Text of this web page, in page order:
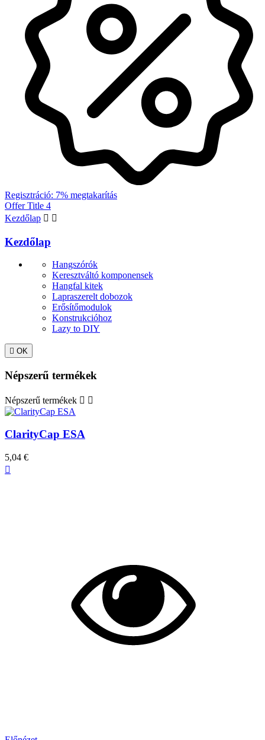
Regisztráció: 7% megtakarítás
Offer Title 4
Kezdőlap  
Kezdőlap
Hangszórók
Keresztváltó komponensek
Hangfal kitek
Lapraszerelt dobozok
Erősítőmodulok
Konstrukcióhoz
Lazy to DIY
 OK
Népszerű termékek
Népszerű termékek  
ClarityCap ESA
5,04 €
